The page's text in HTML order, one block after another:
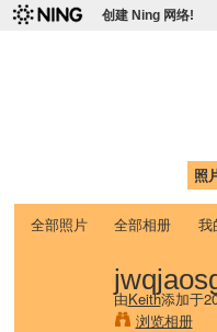
创建 Ning 网络!
照
全部照片 全部相册 我
由Keith添加于
浏览相册